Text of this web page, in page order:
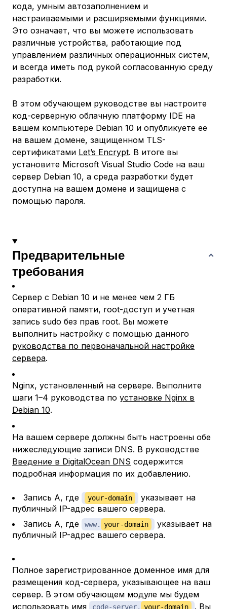
кода, умным автозаполнением и
настраиваемыми и расширяемыми функциями.
Это означает, что вы можете использовать
различные устройства, работающие под
управлением различных операционных систем,
и всегда иметь под рукой согласованную среду
разработки.
В этом обучающем руководстве вы настроите
код-серверную облачную платформу IDE на
вашем компьютере Debian 10 и опубликуете ее
на вашем домене, защищенном TLS-
сертификатами Let’s Encrypt. В итоге вы
установите Microsoft Visual Studio Code на ваш
сервер Debian 10, а среда разработки будет
доступна на вашем домене и защищена с
помощью пароля.
Предварительные
требования
Сервер с Debian 10 и не менее чем 2 ГБ
оперативной памяти, root-доступ и учетная
запись sudo без прав root. Вы можете
выполнить настройку с помощью данного
руководства по первоначальной настройке
сервера.
Nginx, установленный на сервере. Выполните
шаги 1–4 руководства по установке Nginx в
Debian 10.
На вашем сервере должны быть настроены обе
нижеследующие записи DNS. В руководстве
Введение в DigitalOcean DNS содержится
подробная информация по их добавлению.
Запись A, где your-domain
указывает на
публичный IP-адрес вашего сервера.
Запись A, где
www. your-domain
указывает на
публичный IP-адрес вашего сервера.
Полное зарегистрированное доменное имя для
размещения код-сервера, указывающее на ваш
сервер. В этом обучающем модуле мы будем
использовать имя
code-server. your-domain . Вы